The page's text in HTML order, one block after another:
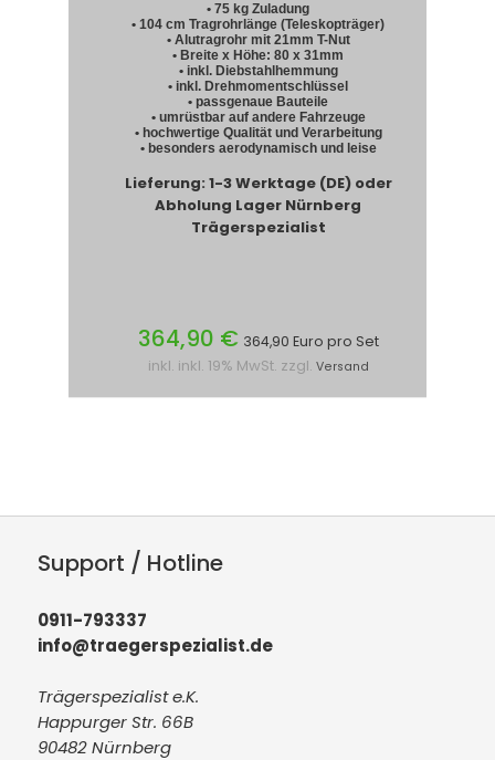
• 75 kg Zuladung
• 104 cm Tragrohrlänge (Teleskopträger)
• Alutragrohr mit 21mm T-Nut
• Breite x Höhe: 80 x 31mm
• inkl. Diebstahlhemmung
• inkl. Drehmomentschlüssel
• passgenaue Bauteile
• umrüstbar auf andere Fahrzeuge
• hochwertige Qualität und Verarbeitung
• besonders aerodynamisch und leise
Lieferung: 1-3 Werktage (DE) oder
Abholung Lager Nürnberg
Trägerspezialist
364,90 € 364,90 Euro pro Set
inkl. inkl. 19% MwSt. zzgl. Versand
Support / Hotline
0911-793337
info@traegerspezialist.de
Trägerspezialist e.K.
Happurger Str. 66B
90482 Nürnberg